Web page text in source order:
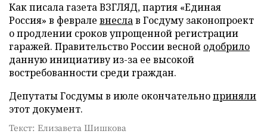
Как писала газета ВЗГЛЯД, партия «Единая
Россия» в феврале внеслав Госдуму законопроект
о продлении сроков упрощенной регистрации
гаражей. Правительство России весной одобрило
данную инициативу из-за ее высокой
востребованности среди граждан.
Депутаты Госдумы в июле окончательноприняли
этот документ.
Текст: Елизавета Шишкова